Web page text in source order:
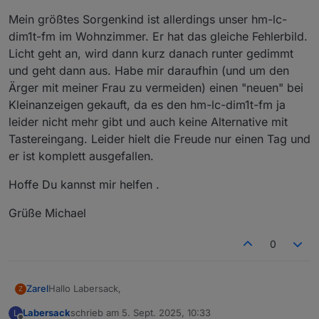
Mein größtes Sorgenkind ist allerdings unser hm-lc-
dim1t-fm im Wohnzimmer. Er hat das gleiche Fehlerbild.
Licht geht an, wird dann kurz danach runter gedimmt
und geht dann aus. Habe mir daraufhin (und um den
Ärger mit meiner Frau zu vermeiden) einen "neuen" bei
Kleinanzeigen gekauft, da es den hm-lc-dim1t-fm ja
leider nicht mehr gibt und auch keine Alternative mit
Tastereingang. Leider hielt die Freude nur einen Tag und
er ist komplett ausgefallen.
Hoffe Du kannst mir helfen .
Grüße Michael
0
Z ZarelHallo Labersack,
ich hoffe Dein Angebot ist noch aktuell.
L Labersackschrieb am 5. Sept. 2025, 10:33